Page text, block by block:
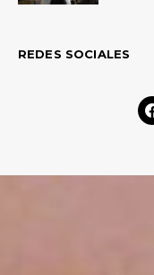
REDES SOCIALES